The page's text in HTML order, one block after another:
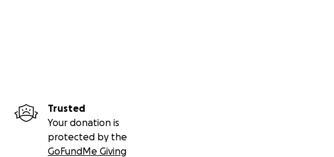
Trusted
Your donation is
protected by the
GoFundMe Giving